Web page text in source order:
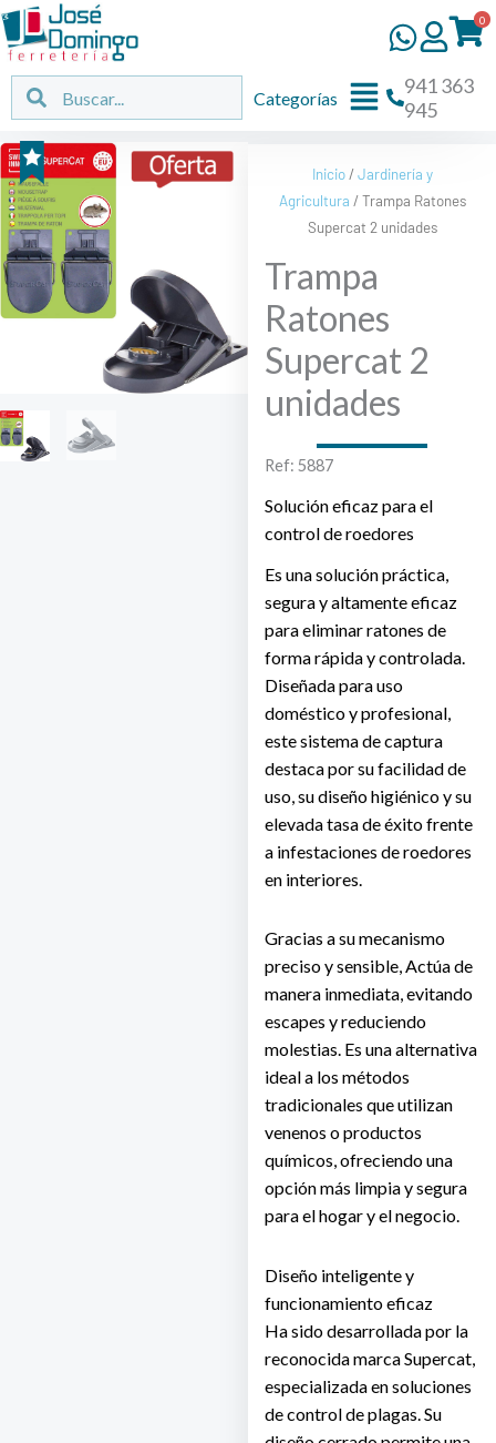
Ir
al
contenido
0
Buscar Buscar
Flyout
Categorías
941 363
945
Inicio/Jardinería y
Agricultura / Trampa Ratones
Supercat 2 unidades
Trampa
Ratones
Supercat 2
unidades
Ref: 5887
Solución eficaz para el
control de roedores
Es una solución práctica,
segura y altamente eficaz
para eliminar ratones de
forma rápida y controlada.
Diseñada para uso
doméstico y profesional,
este sistema de captura
destaca por su facilidad de
uso, su diseño higiénico y su
elevada tasa de éxito frente
a infestaciones de roedores
en interiores.
Gracias a su mecanismo
preciso y sensible, Actúa de
manera inmediata, evitando
escapes y reduciendo
molestias. Es una alternativa
ideal a los métodos
tradicionales que utilizan
venenos o productos
químicos, ofreciendo una
opción más limpia y segura
para el hogar y el negocio.
Diseño inteligente y
funcionamiento eficaz
Ha sido desarrollada por la
reconocida marcaSupercat
especializada en soluciones
de control de plagas. Su